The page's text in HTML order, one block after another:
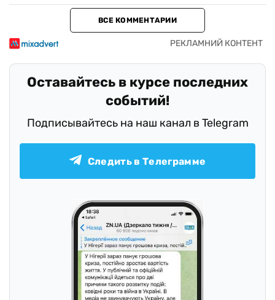
ВСЕ КОММЕНТАРИИ
Оставайтесь в курсе последних
событий!
Подписывайтесь на наш канал в Telegram
Следить в Телеграмме